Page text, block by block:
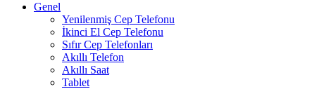
Genel
Yenilenmiş Cep Telefonu
İkinci El Cep Telefonu
Sıfır Cep Telefonları
Akıllı Telefon
Akıllı Saat
Tablet